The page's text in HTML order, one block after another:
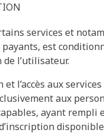
services et
payants, est
de l’utilisateur.
et l’accès aux
aux
ayant rempli